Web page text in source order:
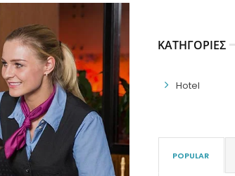
ΚΑΤΗΓΟΡΊΕΣ
Hotel
POPULAR